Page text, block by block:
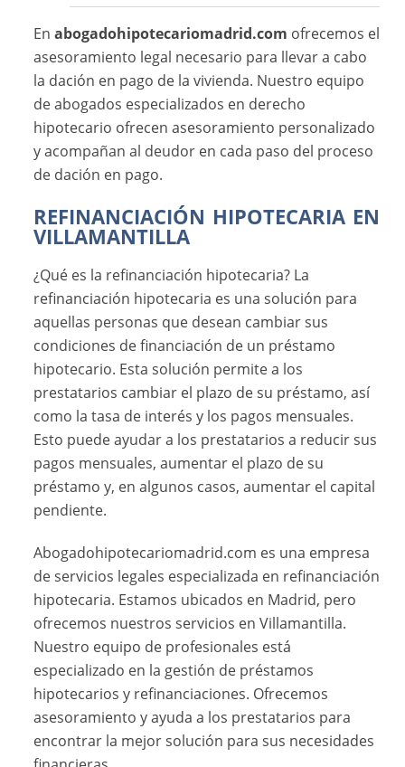
Enabogadohipotecariomadrid.com ofrecemos el
asesoramiento legal necesario para llevar a cabo
la dación en pago de la vivienda. Nuestro equipo
de abogados especializados en derecho
hipotecario ofrecen asesoramiento personalizado
y acompañan al deudor en cada paso del proceso
de dación en pago.
REFINANCIACIÓN HIPOTECARIA EN
VILLAMANTILLA
¿Qué es la refinanciación hipotecaria? La
refinanciación hipotecaria es una solución para
aquellas personas que desean cambiar sus
condiciones de financiación de un préstamo
hipotecario. Esta solución permite a los
prestatarios cambiar el plazo de su préstamo, así
como la tasa de interés y los pagos mensuales.
Esto puede ayudar a los prestatarios a reducir sus
pagos mensuales, aumentar el plazo de su
préstamo y, en algunos casos, aumentar el capital
pendiente.
Abogadohipotecariomadrid.com es una empresa
de servicios legales especializada en refinanciación
hipotecaria. Estamos ubicados en Madrid, pero
ofrecemos nuestros servicios en Villamantilla.
Nuestro equipo de profesionales está
especializado en la gestión de préstamos
hipotecarios y refinanciaciones. Ofrecemos
asesoramiento y ayuda a los prestatarios para
encontrar la mejor solución para sus necesidades